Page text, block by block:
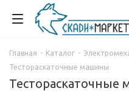
Главная - Каталог -
Тестораскаточные машины
Тестораскаточные